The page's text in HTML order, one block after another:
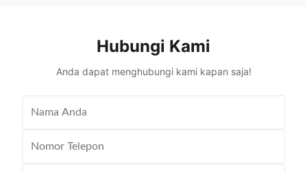
Hubungi Kami
Anda dapat menghubungi kami kapan saja!